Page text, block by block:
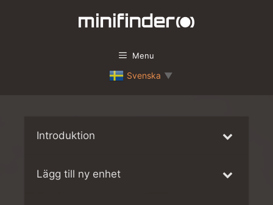
Menu
Svenska ▼
Introduktion
Lägg till ny enhet